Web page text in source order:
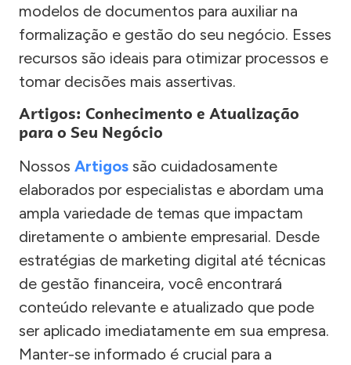
modelos de documentos para auxiliar na
formalização e gestão do seu negócio. Esses
recursos são ideais para otimizar processos e
tomar decisões mais assertivas.
Artigos: Conhecimento e Atualização
para o Seu Negócio
Nossos Artigos são cuidadosamente
elaborados por especialistas e abordam uma
ampla variedade de temas que impactam
diretamente o ambiente empresarial. Desde
estratégias de marketing digital até técnicas
de gestão financeira, você encontrará
conteúdo relevante e atualizado que pode
ser aplicado imediatamente em sua empresa.
Manter-se informado é crucial para a